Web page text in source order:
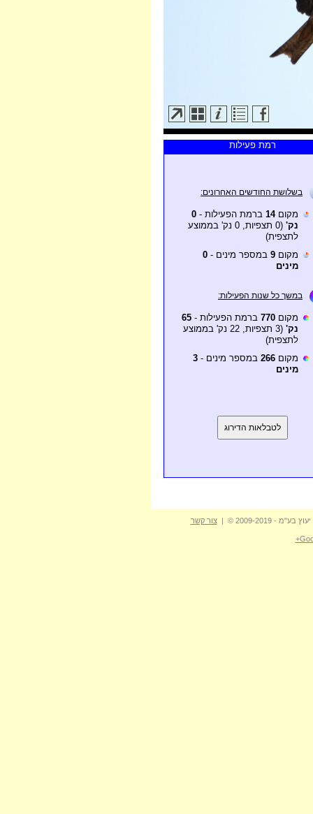
רמת פעילות
בשלושת החודשים האחרונים:
מקום14 ברמת הפעילות - 0
נק'
(0 תצפיות, 0 נק' בממוצע
לתצפית)
מקום 9 במספר מינים - 0
מינים
במשך כל שנות הפעילות:
מקום 770 ברמת הפעילות - 65
נק'
(3 תצפיות, 22 נק' בממוצע
לתצפית)
מקום 266 במספר מינים - 3
מינים
לטבלאות הדירוג
- 2009-2019 © | צור קשר